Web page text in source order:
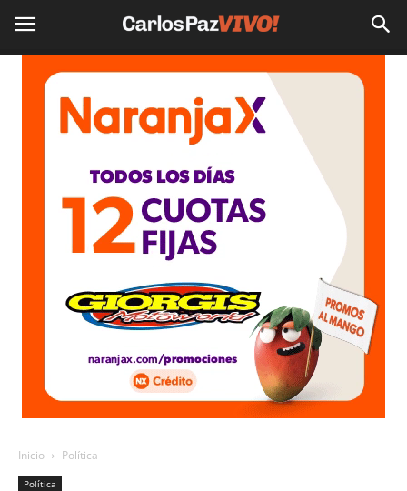
Inicio Política
Política